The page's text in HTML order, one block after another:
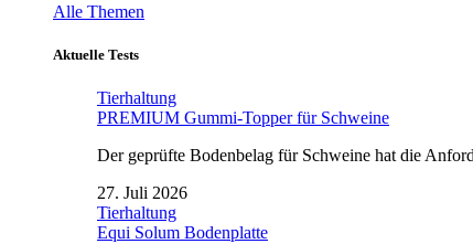
Alle Themen
Aktuelle Tests
Tierhaltung
PREMIUM Gummi-Topper für Schweine
Der geprüfte Bodenbelag für Schweine hat die
27. Juli 2026
Tierhaltung
Equi Solum Bodenplatte